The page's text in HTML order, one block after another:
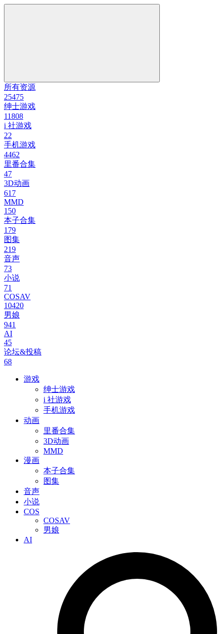
所有资源
25475
绅士游戏
11808
i 社游戏
22
手机游戏
4462
里番合集
47
3D动画
617
MMD
150
本子合集
179
图集
219
音声
73
小说
71
COSAV
10420
男娘
941
AI
45
论坛&投稿
68
游戏
绅士游戏
i 社游戏
手机游戏
动画
里番合集
3D动画
MMD
漫画
本子合集
图集
音声
小说
COS
COSAV
男娘
AI